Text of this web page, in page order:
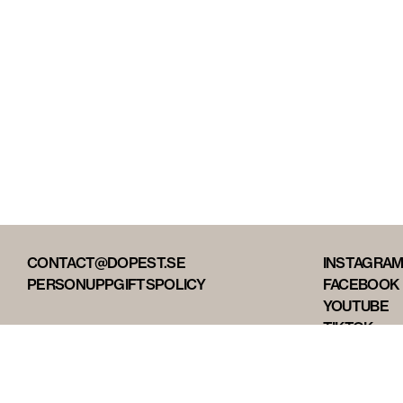
CONTACT@DOPEST.SE
PERSONUPPGIFTSPOLICY
INSTAGRAM
FACEBOOK
YOUTUBE
TIKTOK